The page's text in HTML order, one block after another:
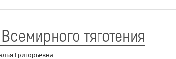
тяготения
Григорьевна